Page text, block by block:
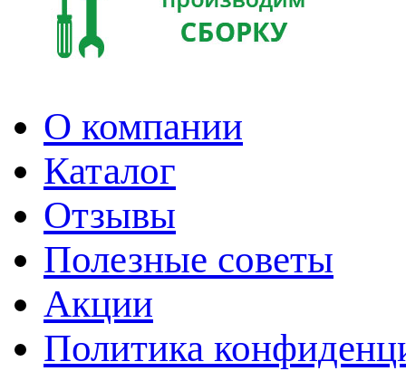
О компании
Каталог
Отзывы
Полезные советы
Акции
Политика